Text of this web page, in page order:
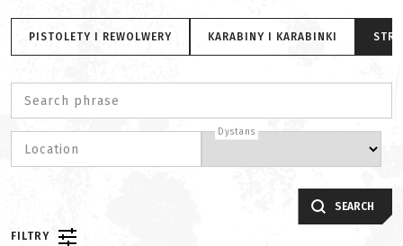
PISTOLETY I REWOLWERY KARABINY I KARABINKI
Search phrase
Location
Dystans
SEARCH
FILTRY